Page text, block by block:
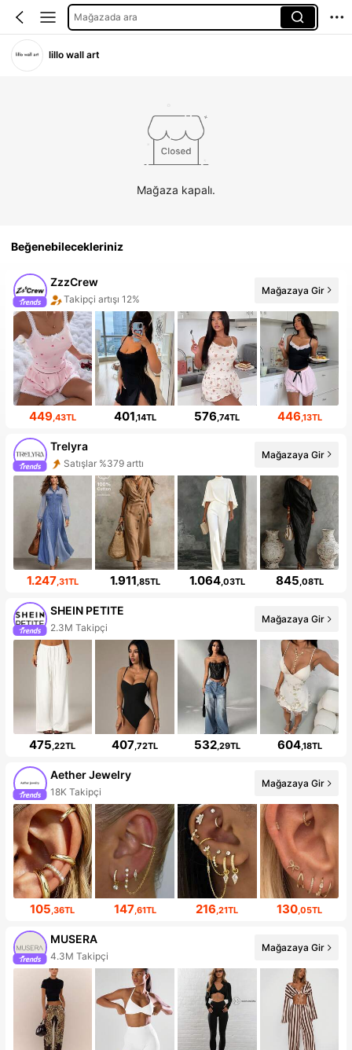
Mağazada ara
lillo wall art
Mağaza kapalı.
Beğenebilecekleriniz
ZzzCrew
Takipçi artışı 12%
20+ Yeni
Mağazaya Gir
449,43TL 401 ,14TL 576 ,74TL 446 ,13TL
Trelyra
Satışlar %379 arttı
Takipçi artışı 451%
Mağazaya Gir
1.247,31TL 1.911 ,85TL 1.064,03TL 845 ,08TL
SHEIN PETITE
2.3M Takipçi
99+ Yeni
Mağazaya Gir
475,22TL 407,72TL 532,29TL 604,18TL
Aether Jewelry
18K Takipçi
Mağazaya Gir
105,36TL 147,61TL 216,21TL 130,05TL
MUSERA
4.3M Takipçi
Mağazaya Gir